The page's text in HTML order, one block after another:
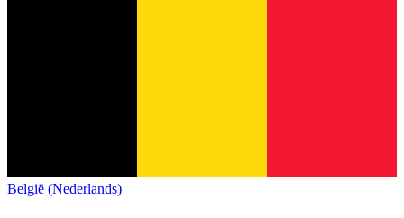
België (Nederlands)